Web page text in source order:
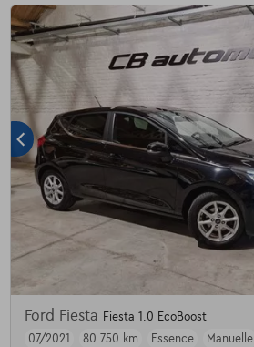
Ford Fiesta Fiesta 1.0 EcoBoost
07/2021
80.750 km Essence Manuelle